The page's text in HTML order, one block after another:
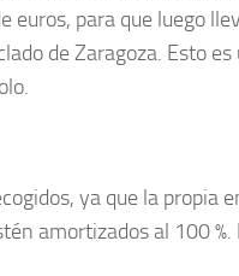
euros, para que luego
de Zaragoza. Esto es
ya que la propia
amortizados al 100